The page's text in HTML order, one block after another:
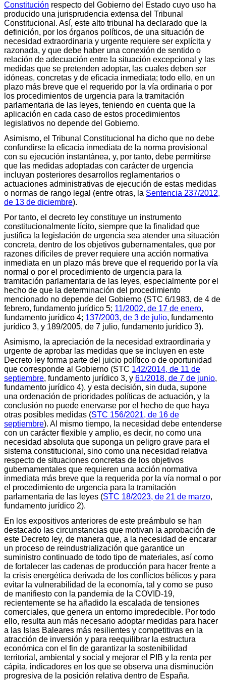
Constitución respecto del Gobierno del Estado cuyo uso ha
producido una jurisprudencia extensa del Tribunal
Constitucional. Así, este alto tribunal ha declarado que la
definición, por los órganos políticos, de una situación de
necesidad extraordinaria y urgente requiere ser explícita y
razonada, y que debe haber una conexión de sentido o
relación de adecuación entre la situación excepcional y las
medidas que se pretenden adoptar, las cuales deben ser
idóneas, concretas y de eficacia inmediata; todo ello, en un
plazo más breve que el requerido por la vía ordinaria o por
los procedimientos de urgencia para la tramitación
parlamentaria de las leyes, teniendo en cuenta que la
aplicación en cada caso de estos procedimientos
legislativos no depende del Gobierno.
Asimismo, el Tribunal Constitucional ha dicho que no debe
confundirse la eficacia inmediata de la norma provisional
con su ejecución instantánea, y, por tanto, debe permitirse
que las medidas adoptadas con carácter de urgencia
incluyan posteriores desarrollos reglamentarios o
actuaciones administrativas de ejecución de estas medidas
o normas de rango legal (entre otras, la Sentencia 237/2012,
de 13 de diciembre).
Por tanto, el decreto ley constituye un instrumento
constitucionalmente lícito, siempre que la finalidad que
justifica la legislación de urgencia sea atender una situación
concreta, dentro de los objetivos gubernamentales, que por
razones difíciles de prever requiere una acción normativa
inmediata en un plazo más breve que el requerido por la vía
normal o por el procedimiento de urgencia para la
tramitación parlamentaria de las leyes, especialmente por el
hecho de que la determinación del procedimiento
mencionado no depende del Gobierno (STC 6/1983, de 4 de
febrero, fundamento jurídico 5; 11/2002, de 17 de enero,
fundamento jurídico 4; 137/2003, de 3 de julio, fundamento
jurídico 3, y 189/2005, de 7 julio, fundamento jurídico 3).
Asimismo, la apreciación de la necesidad extraordinaria y
urgente de aprobar las medidas que se incluyen en este
Decreto ley forma parte del juicio político o de oportunidad
que corresponde al Gobierno (STC 142/2014, de 11 de
septiembre, fundamento jurídico 3, y 61/2018, de 7 de junio,
fundamento jurídico 4), y esta decisión, sin duda, supone
una ordenación de prioridades políticas de actuación, y la
conclusión no puede enervarse por el hecho de que haya
otras posibles medidas (STC 156/2021, de 16 de
septiembre). Al mismo tiempo, la necesidad debe entenderse
con un carácter flexible y amplio, es decir, no como una
necesidad absoluta que suponga un peligro grave para el
sistema constitucional, sino como una necesidad relativa
respecto de situaciones concretas de los objetivos
gubernamentales que requieren una acción normativa
inmediata más breve que la requerida por la vía normal o por
el procedimiento de urgencia para la tramitación
parlamentaria de las leyes (STC 18/2023, de 21 de marzo,
fundamento jurídico 2).
En los expositivos anteriores de este preámbulo se han
destacado las circunstancias que motivan la aprobación de
este Decreto ley, de manera que, a la necesidad de encarar
un proceso de reindustrialización que garantice un
suministro continuado de todo tipo de materiales, así como
de fortalecer las cadenas de producción para hacer frente a
la crisis energética derivada de los conflictos bélicos y para
evitar la vulnerabilidad de la economía, tal y como se puso
de manifiesto con la pandemia de la COVID-19,
recientemente se ha añadido la escalada de tensiones
comerciales, que genera un entorno impredecible. Por todo
ello, resulta aun más necesario adoptar medidas para hacer
a las Islas Baleares más resilientes y competitivas en la
atracción de inversión y para reequilibrar la estructura
económica con el fin de garantizar la sostenibilidad
territorial, ambiental y social y mejorar el PIB y la renta per
cápita, indicadores en los que se observa una disminución
progresiva de la posición relativa dentro de España.